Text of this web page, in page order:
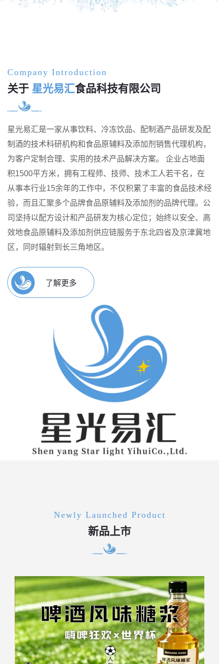
Company Introduction
关于 星光易汇食品科技有限公司
星光易汇是一家从事饮料、冷冻饮品、配制酒产品研发及配
制酒的技术科研机构和食品原辅料及添加剂销售代理机构，
为客户定制合理、实用的技术产品解决方案。 企业占地面
积1500平方米，拥有工程师、技师、技术工人若干名，在
从事本行业15余年的工作中，不仅积累了丰富的食品技术经
验，而且汇聚多个品牌食品原辅料及添加剂的品牌代理。公
司坚持以配方设计和产品研发为核心定位；始终以安全、高
效地食品原辅料及添加剂供应链服务于东北四省及京津冀地
区，同时辐射到长三角地区。
了解更多
Newly Launched Product
新品上市